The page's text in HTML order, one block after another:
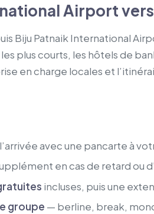
Airport
Biju Patnaik International
plus courts, les hôtels de
en charge locales et
avec une pancarte à
en cas de retard ou
incluses, puis une
groupe — berline, break,